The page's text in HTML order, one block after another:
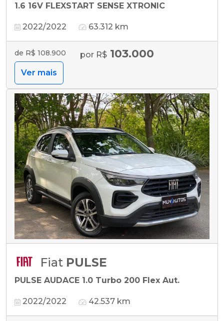
1.6 16V FLEXSTART SENSE XTRONIC
2022/2022 63.312 km
de R$ 108.900 por R$ 103.000
Ver mais
Fiat PULSE
PULSE AUDACE 1.0 Turbo 200 Flex Aut.
2022/2022 42.537 km